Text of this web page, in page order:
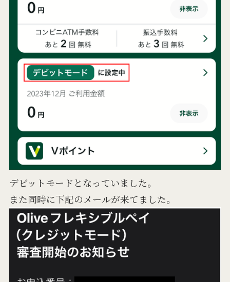
デビットモードとなっていました。
また同時に下記のメールが来てました。